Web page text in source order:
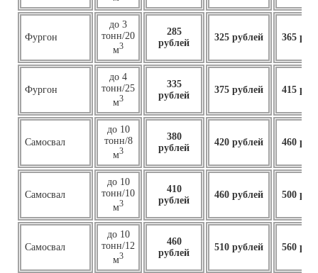
Фургон
до 3
тонн/20
м3
285
рублей
325 рублей 365
Фургон
до 4
тонн/25
м3
335
рублей
375 рублей 415
Самосвал
до 10
тонн/8
м3
380
рублей
420 рублей 460
Самосвал
до 10
тонн/10
м3
410
рублей
460 рублей 500
Самосвал
до 10
тонн/12
м3
460
рублей
510 рублей 560